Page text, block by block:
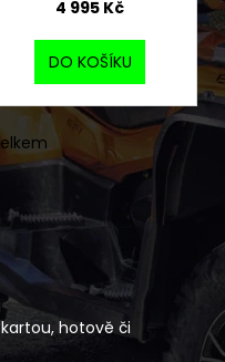
4 995 Kč
DO KOŠÍKU
hotově či